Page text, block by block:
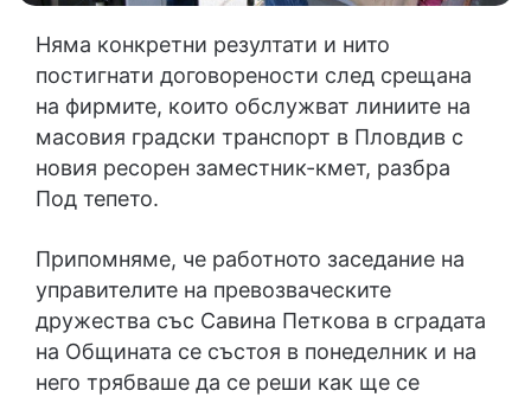
Няма конкретни резултати и нито
постигнати договорености след срещана
на фирмите, които обслужват линиите на
масовия градски транспорт в Пловдив с
новия ресорен заместник-кмет, разбра
Под тепето.
Припомняме, че работното заседание на
управителите на превозваческите
дружества със Савина Петкова в сградата
на Общината се състоя в понеделник и на
него трябваше да се реши как ще се